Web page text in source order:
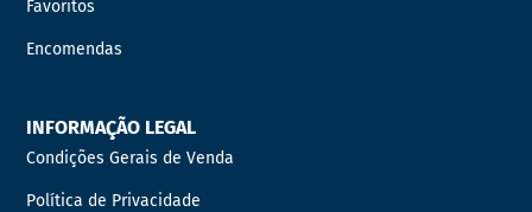
Favoritos
Encomendas
INFORMAÇÃO LEGAL
Condições Gerais de Venda
Política de Privacidade